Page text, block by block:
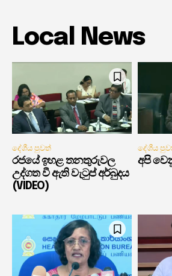
Local News
දේශීය පුවත්
රජයේ ඉහළ තනතුරුවල
උද්ගත වී ඇති වැටුප් අර්බුදය
(VIDEO)
දේශීය
අපි